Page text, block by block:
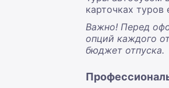
карточках туров
Важно! Перед
опций каждого
бюджет отпуска.